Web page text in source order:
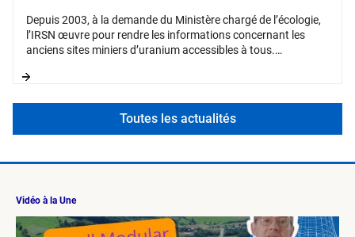
Depuis 2003, à la demande du Ministère chargé de l’écologie,
l’IRSN œuvre pour rendre les informations concernant les
anciens sites miniers d’uranium accessibles à tous.
informations sont consultables via une application WEB
Toutes les actualités
Vidéo à la Une